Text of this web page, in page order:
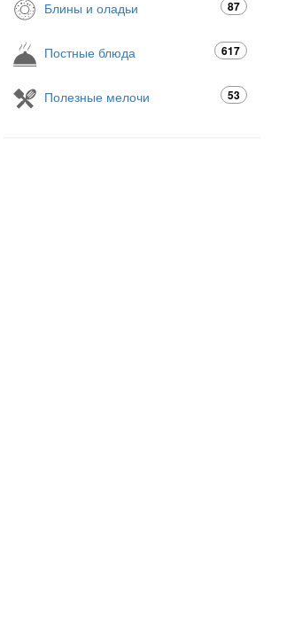
Блины и оладьи 87
Постные блюда 617
Полезные мелочи 53